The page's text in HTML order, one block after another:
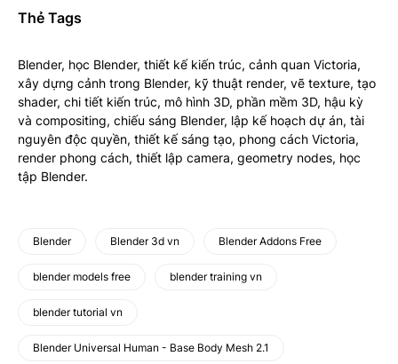
Thẻ Tags
Blender, học Blender, thiết kế kiến trúc, cảnh quan Victoria,
xây dựng cảnh trong Blender, kỹ thuật render, vẽ texture, tạo
shader, chi tiết kiến trúc, mô hình 3D, phần mềm 3D, hậu kỳ
và compositing, chiếu sáng Blender, lập kế hoạch dự án, tài
nguyên độc quyền, thiết kế sáng tạo, phong cách Victoria,
render phong cách, thiết lập camera, geometry nodes, học
tập Blender.
Blender Blender 3d vn Blender Addons Free
blender models free blender training vn
blender tutorial vn
Blender Universal Human - Base Body Mesh 2.1